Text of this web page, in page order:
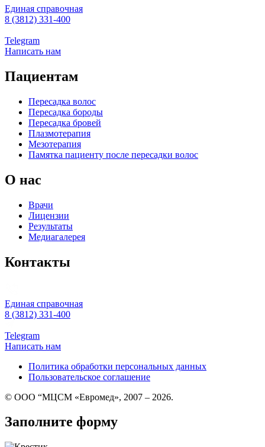
Единая справочная
8 (3812) 331-400
Telegram
Написать нам
Пациентам
Пересадка волос
Пересадка бороды
Пересадка бровей
Плазмотерапия
Мезотерапия
Памятка пациенту после пересадки волос
О нас
Врачи
Лицензии
Результаты
Медиагалерея
Контакты
Единая справочная
8 (3812) 331-400
Telegram
Написать нам
Политика обработки персональных данных
Пользовательское соглашение
© ООО “МЦСМ «Евромед», 2007 – 2026.
Заполните форму